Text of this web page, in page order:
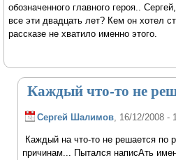
обозначенного главного героя..
все эти двадцать лет? Кем он хотел
рассказе не хватило именно этого.
Каждый что-то не
Сергей Шалимов , 16/12/2008 -
Каждый на что-то не решается по
причинам... Пытался написАть